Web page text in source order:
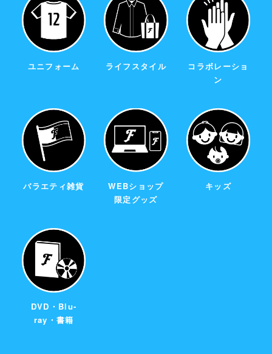
ユニフォーム ライフスタイル
コラボレーショ
ン
バラエティ雑貨
WEBショップ
限定グッズ
キッズ
DVD・Blu-
ray・書籍